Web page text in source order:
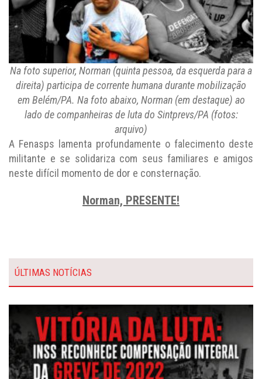
Na foto superior, Norman (quinta pessoa, da esquerda para a
direita) participa de corrente humana durante mobilização
em Belém/PA. Na foto abaixo, Norman (em destaque) ao
lado de companheiras de luta do Sintprevs/PA (fotos:
arquivo)
A Fenasps lamenta profundamente o falecimento deste
militante e se solidariza com seus familiares e amigos
neste difícil momento de dor e consternação.
Norman, PRESENTE!
ÚLTIMAS NOTÍCIAS